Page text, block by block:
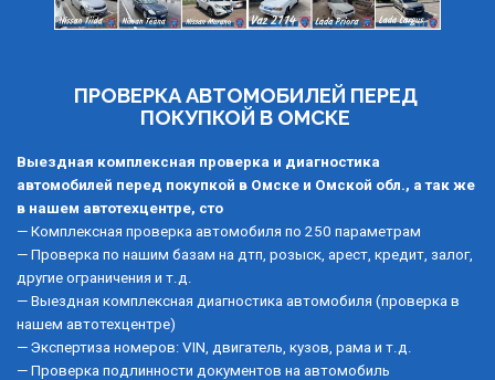
ПРОВЕРКА АВТОМОБИЛЕЙ ПЕРЕД
ПОКУПКОЙ В ОМСКЕ
Выездная комплексная проверка и диагностика
автомобилей перед покупкой в Омске и Омской обл., а так же
в нашем автотехцентре, сто
— Комплексная проверка автомобиля по 250 параметрам
— Проверка по нашим базам на дтп, розыск, арест, кредит, залог,
другие ограничения и т.д.
— Выездная комплексная диагностика автомобиля (проверка в
нашем автотехцентре)
— Экспертиза номеров: VIN, двигатель, кузов, рама и т.д.
— Проверка подлинности документов на автомобиль